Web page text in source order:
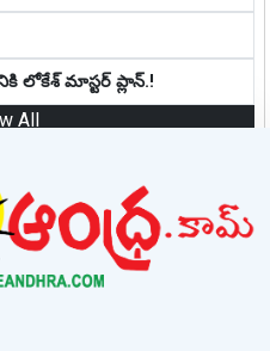
లోకేశ్ మాస్ట‌ర్ ప్లాన్‌.!
All